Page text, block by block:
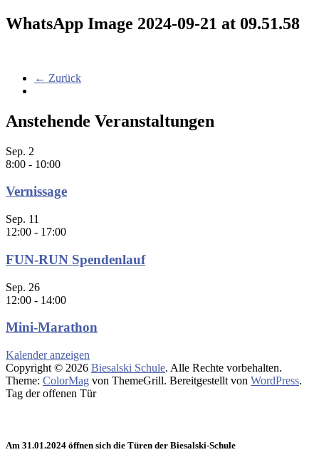
WhatsApp Image 2024-09-21 at 09.51.58
← Zurück
Anstehende Veranstaltungen
Sep. 2
8:00 - 10:00
Vernissage
Sep. 11
12:00 - 17:00
FUN-RUN Spendenlauf
Sep. 26
12:00 - 14:00
Mini-Marathon
Kalender anzeigen
Copyright © 2026 Biesalski Schule. Alle Rechte vorbehalten.
Theme: ColorMag von ThemeGrill. Bereitgestellt von WordPress.
Tag der offenen Tür
Am 31.01.2024 öffnen sich die Türen der Biesalski-Schule